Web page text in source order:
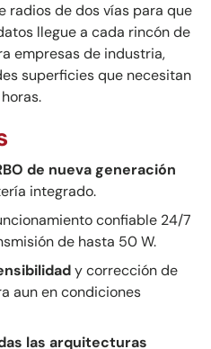
radios de dos vías para que
llegue a cada rincón de
empresas de industria,
superficies que necesitan
de nueva generación
integrado.
confiable 24/7
de hasta 50 W.
y corrección de
aun en condiciones
las arquitecturas